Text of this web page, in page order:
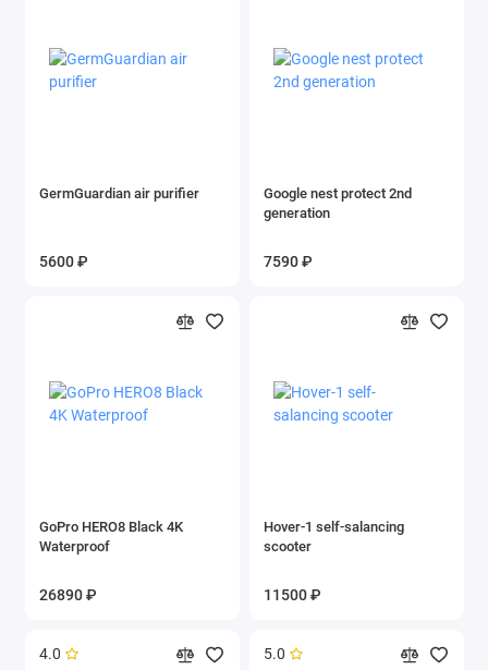
GermGuardian air purifier
5600 ₽
Google nest protect 2nd
generation
7590 ₽
GoPro HERO8 Black 4K
Waterproof
26890 ₽
Hover-1 self-salancing
scooter
11500 ₽
4.0 5.0